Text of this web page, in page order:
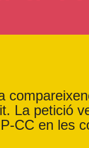
La petició
CC en les